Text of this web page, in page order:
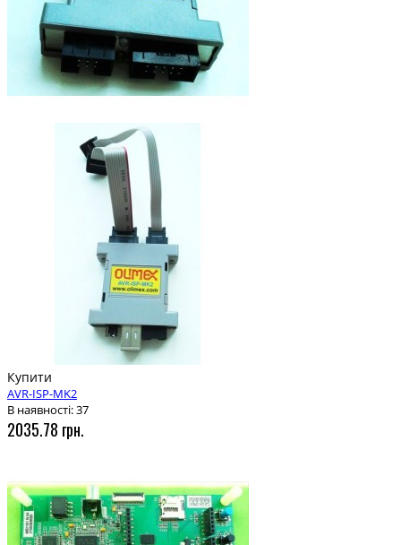
Купити
AVR-ISP-MK2
В наявності: 37
2035.78 грн.